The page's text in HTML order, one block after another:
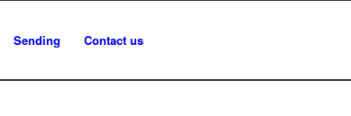
Sending Contact us